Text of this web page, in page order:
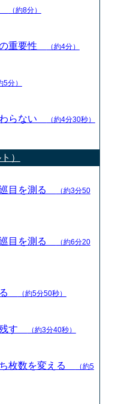
（約8分）
の重要性 （約4分）
5分）
わらない （約4分30秒）
）
目を測る
（約3分50
目を測る
（約6分20
る （約5分50秒）
残す （約3分40秒）
枚数を変える
（約5